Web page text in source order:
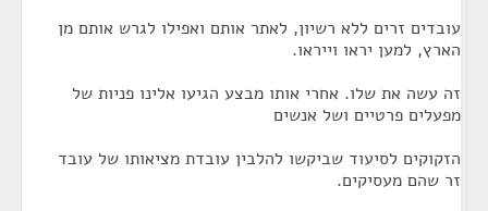
עובדים זרים ללא רשיון, לאתר אותם ואפילו לגרש אותם מן
הארץ, למען יראו וייראו.
זה עשה את שלו. אחרי אותו מבצע הגיעו אלינו פניות של
מפעלים פרטיים ושל אנשים
הזקוקים לסיעוד שביקשו להלבין עובדת מציאותו של עובד
זר שהם מעסיקים.